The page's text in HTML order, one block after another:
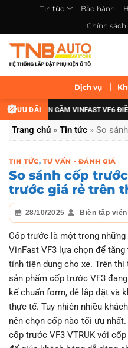
nội
dung
Tin tức Bảo hành
Chính sách
Dịch vụ |
ƯU ĐÃI
CẤP ĐÈN GẦM VINFAST VF6 ĐIỀU
Trang chủ » Tin tức » So
TIN TỨC, TƯ VẤN - ĐÁNH GIÁ
So sánh cốp
trước giá rẻ trên
28/10/2025 Biên tập
Cốp trước là một trong những
VinFast VF3 lựa chọn để
tính tiện dụng cho xe. Trên
sản phẩm cốp trước VF3
kế chuẩn form, dễ lắp đặt và
thực tế. Tuy nhiên nhiều
nên chọn cốp nào tối ưu
cốp trước VF3 VTRUK với